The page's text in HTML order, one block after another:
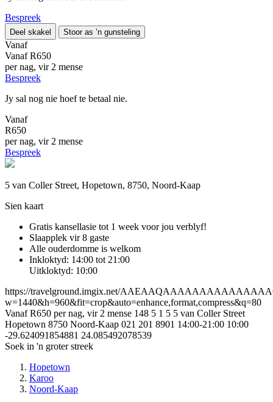
Bespreek
Deel skakel Stoor as ’n gunsteling
Vanaf
Vanaf R650
per nag, vir 2 mense
Bespreek
Jy sal nog nie hoef te betaal nie.
Vanaf
R650
per nag, vir 2 mense
Bespreek
5 van Coller Street, Hopetown, 8750, Noord-Kaap
Sien kaart
Gratis kansellasie tot 1 week voor jou verblyf!
Slaapplek vir 8 gaste
Alle ouderdomme is welkom
Inkloktyd: 14:00 tot 21:00
Uitkloktyd: 10:00
https://travelground.imgix.net/
w=1440&h=960&fit=crop&auto=enhance,format,compress&q=80
Vanaf R650 per nag, vir 2 mense 148 5 1 5 5 van Coller Street
Hopetown 8750 Noord-Kaap 021 201 8901 14:00-21:00 10:00
-29.624091854881 24.085492078539
Soek in 'n groter streek
Hopetown
Karoo
Noord-Kaap